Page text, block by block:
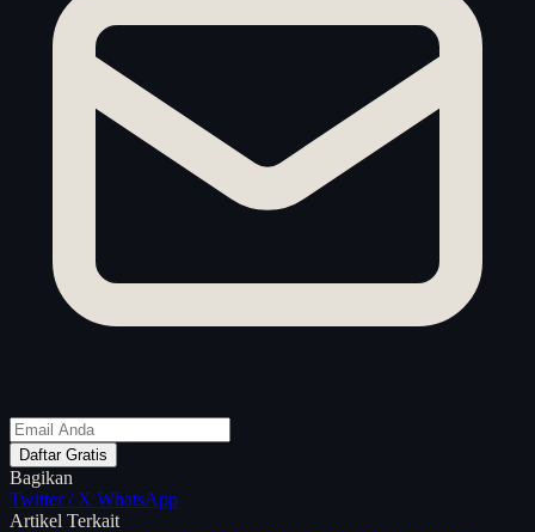
Daftar Gratis
Bagikan
Twitter / X WhatsApp
Artikel Terkait